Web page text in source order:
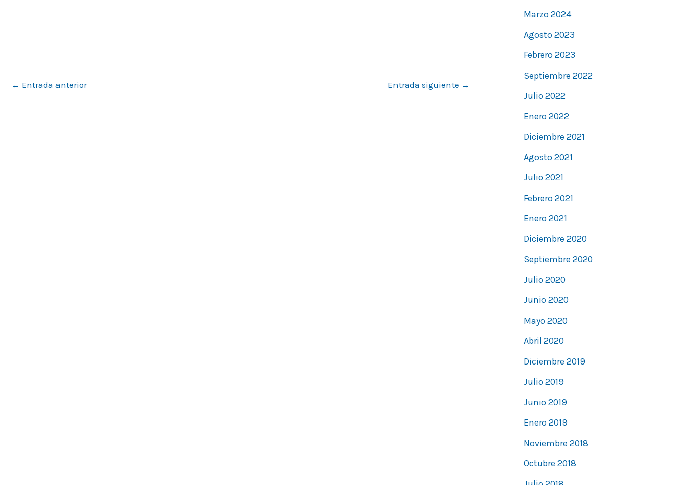
← Entrada anterior Entrada siguiente →
Marzo 2024
Agosto 2023
Febrero 2023
Septiembre 2022
Julio 2022
Enero 2022
Diciembre 2021
Agosto 2021
Julio 2021
Febrero 2021
Enero 2021
Diciembre 2020
Septiembre 2020
Julio 2020
Junio 2020
Mayo 2020
Abril 2020
Diciembre 2019
Julio 2019
Junio 2019
Enero 2019
Noviembre 2018
Octubre 2018